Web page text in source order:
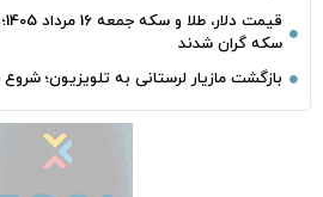
قیمت دلار،
سکه گران شدند
بازگشت مازیار لرستانی به تلویزیون؛ شروع